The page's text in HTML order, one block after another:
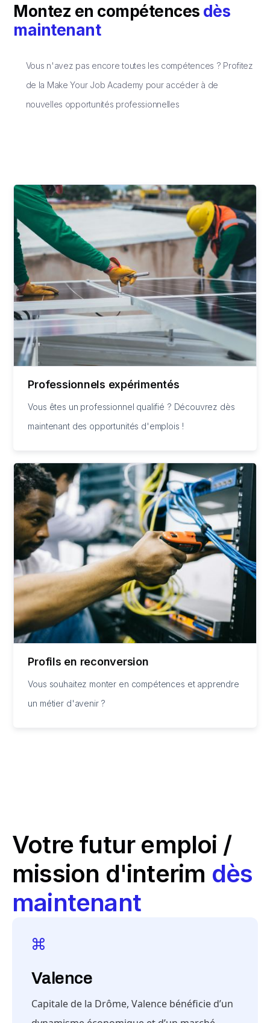
Montez en compétences dès
maintenant
Vous n'avez pas encore toutes les compétences ? Profitez
de la Make Your Job Academy pour accéder à de
nouvelles opportunités professionnelles
Professionnels expérimentés
Vous êtes un professionnel qualifié ? Découvrez dès
maintenant des opportunités d'emplois !
Profils en reconversion
Vous souhaitez monter en compétences et apprendre
un métier d'avenir ?
Votre futur emploi /
mission d'interim dès
maintenant
Valence
Capitale de la Drôme, Valence bénéficie d’un